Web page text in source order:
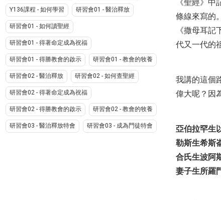
Y136課程 - 如何學習 研習會01 - 醫治釋放
研習會01 - 如何讀聖經
研習會01 - 得著命定成為祝福
研習會01 - 得勝教會的啟示 研習會01 - 教會的牧養
研習會02 - 醫治釋放 研習會02 - 如何查聖經
研習會02 - 得著命定成為祝福
研習會02 - 得勝教會的啟示 研習會02 - 教會的牧養
研習會03 - 醫治釋放特會 研習會03 - 成為門徒特會
《聖經》
條線來寫的
《撒母耳
代又一代的
我講的這個
偉大呢？因
亞伯拉罕生
勒斯生希斯
合氏生波阿
妻子生所羅